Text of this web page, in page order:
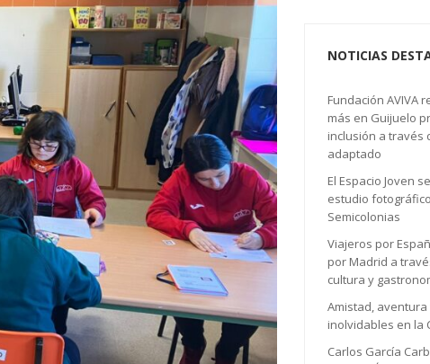
NOTICIAS
Fundación AVIVA
más en Guijuelo
inclusión a través
adaptado
El Espacio Joven
estudio
Semicolonias
Viajeros por
por Madrid a
cultura y
Amistad,
inolvidables en la
Carlos García